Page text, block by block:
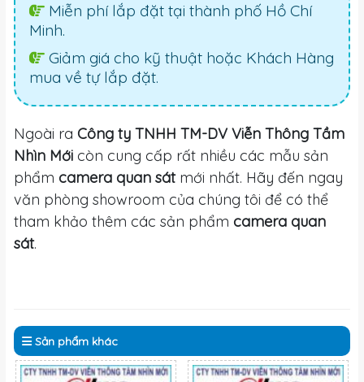
Miễn phí lắp đặt tại thành phố Hồ Chí
Minh.
Giảm giá cho kỹ thuật hoặc Khách Hàng
mua về tự lắp đặt.
Ngoài ra Công ty TNHH TM-DV Viễn Thông Tầm
Nhìn Mới còn cung cấp rất nhiều các mẫu sản
phẩm camera quan sátmới nhất. Hãy đến ngay
văn phòng showroom của chúng tôi để có thể
tham khảo thêm các sản phẩm camera quan
sát.
Sản phẩm khác